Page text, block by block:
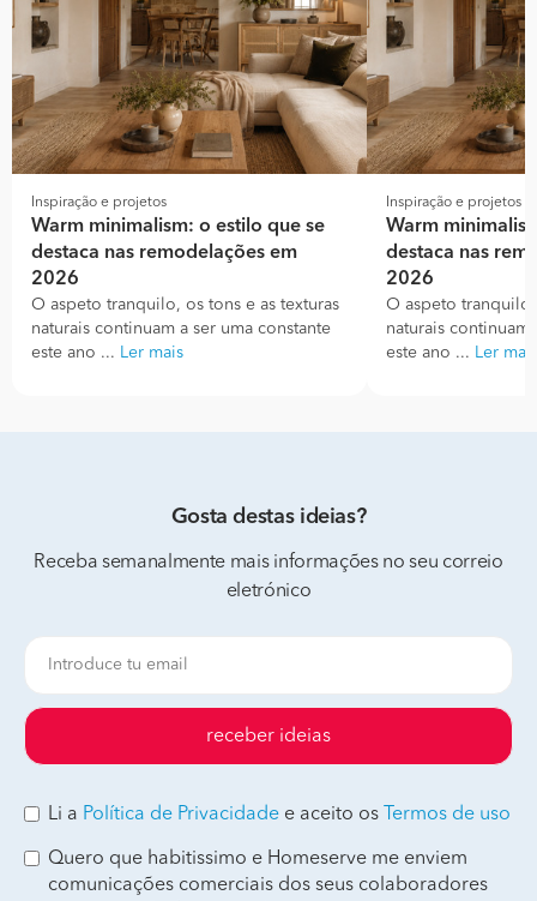
Inspiração e projetos
Warm minimalism: o estilo que se
destaca nas remodelações em
2026
O aspeto tranquilo, os tons e as texturas
naturais continuam a ser uma constante
este ano ... Ler mais
Inspiração e projetos
Warm
destaca nas
2026
O aspeto
naturais continuam
este ano ... Ler mais
Gosta destas ideias?
Receba semanalmente mais informações no seu correio
eletrónico
receber ideias
Li a Política de Privacidade e aceito os Termos de uso
Quero que habitissimo e Homeserve me enviem
comunicações comerciais dos seus colaboradores